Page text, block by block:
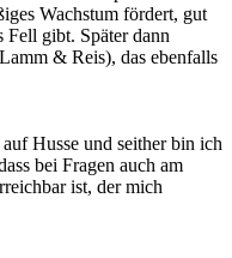
Wachstum fördert, gut
Fell gibt. Später dann
& Reis), das ebenfalls
Husse und seither bin ich
bei Fragen auch am
ist, der mich